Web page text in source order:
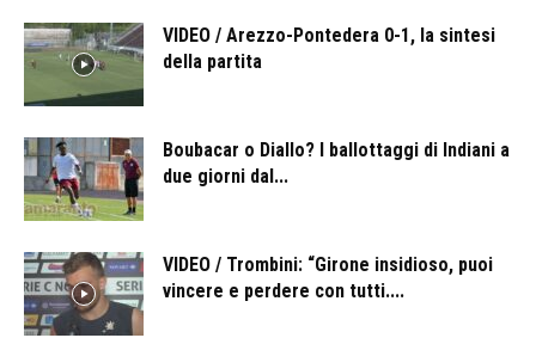
VIDEO / Arezzo-Pontedera 0-1, la sintesi
della partita
Boubacar o Diallo? I ballottaggi di Indiani a
due giorni dal...
VIDEO / Trombini: “Girone insidioso, puoi
vincere e perdere con tutti....